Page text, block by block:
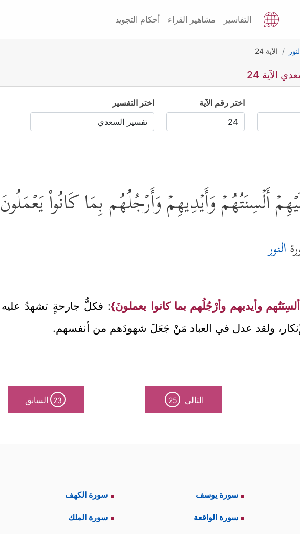
التفاسير مشاهير القراء أحكام التجويد
الآية 24
الآية 24
اختر رقم الآية اختر التفسير
أَلۡسِنَتُهُمۡ وَأَیۡدِیهِمۡ وَأَرۡجُلُهُم بِمَا كَانُواْ
النور
وأيديهم وأرْجُلُهم بما كانوا يعملونَ}: فكلُّ جارحةٍ تشهدُ عليه
ولقد عدل في العباد مَنْ جَعَلَ شهودَهم من أنفسهم.
التالي 25
23 السابق
سورة يوسف سورة الكهف
سورة الواقعة سورة الملك